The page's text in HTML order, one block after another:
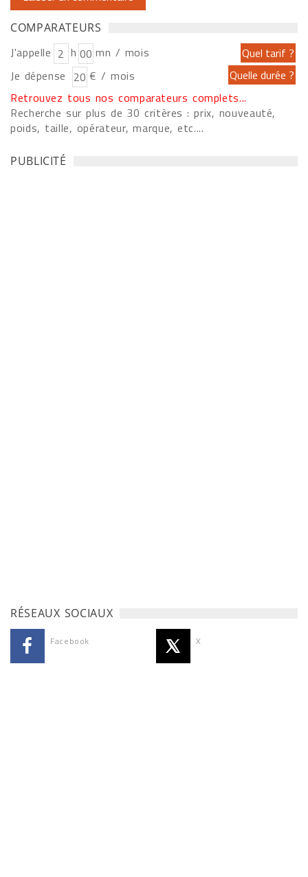
COMPARATEURS
J'appelle h
mn / mois
Je dépense
€ / mois
Retrouvez tous nos comparateurs complets...
Recherche sur plus de 30 critères : prix, nouveauté,
poids, taille, opérateur, marque, etc....
PUBLICITÉ
RÉSEAUX SOCIAUX
Facebook X